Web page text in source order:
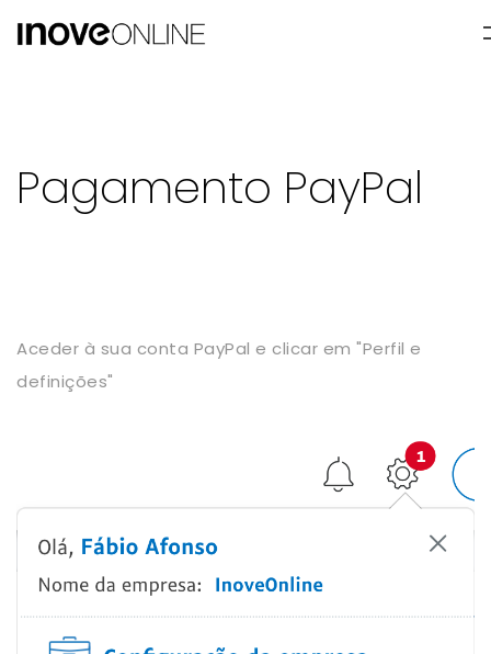
Pagamento PayPal
Aceder à sua conta PayPal e clicar em "Perfil e
definições"